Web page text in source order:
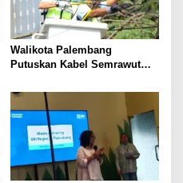
Walikota Palembang
Putuskan Kabel Semrawut